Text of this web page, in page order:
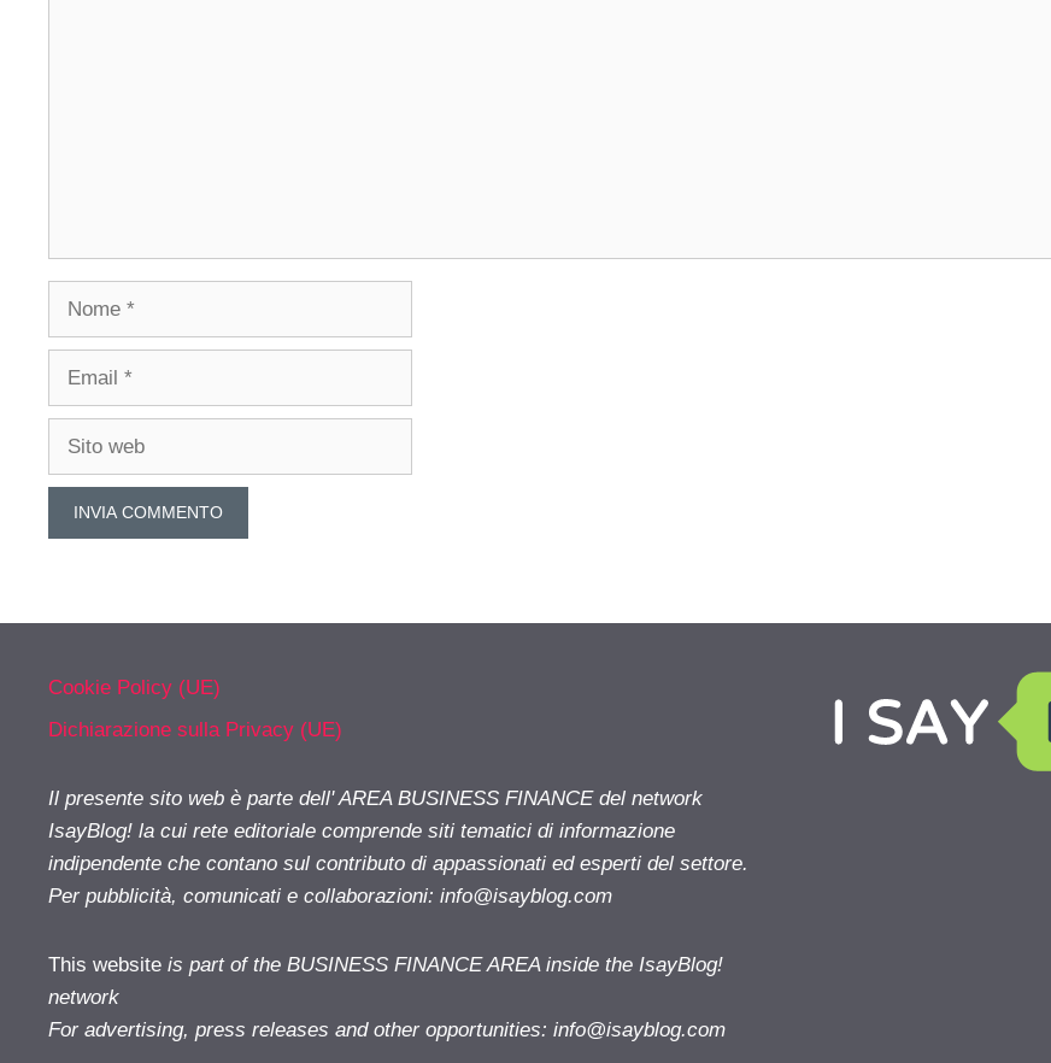
Cookie Policy (UE)
Dichiarazione sulla Privacy (UE)
Il presente sito web è parte dell' AREA BUSINESS FINANCE del network
IsayBlog! la cui rete editoriale comprende siti tematici di informazione
indipendente che contano sul contributo di appassionati ed esperti del settore.
Per pubblicità, comunicati e collaborazioni: info@isayblog.com
This website is part of the BUSINESS FINANCE AREA inside the IsayBlog!
network
For advertising, press releases and other opportunities: info@isayblog.com